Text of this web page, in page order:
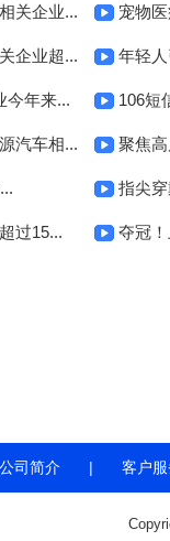
关企业... 宠物
企业超... 年轻
今年来... 106短
汽车相... 聚焦
指尖
过15... 夺冠
公司简介 | 客户